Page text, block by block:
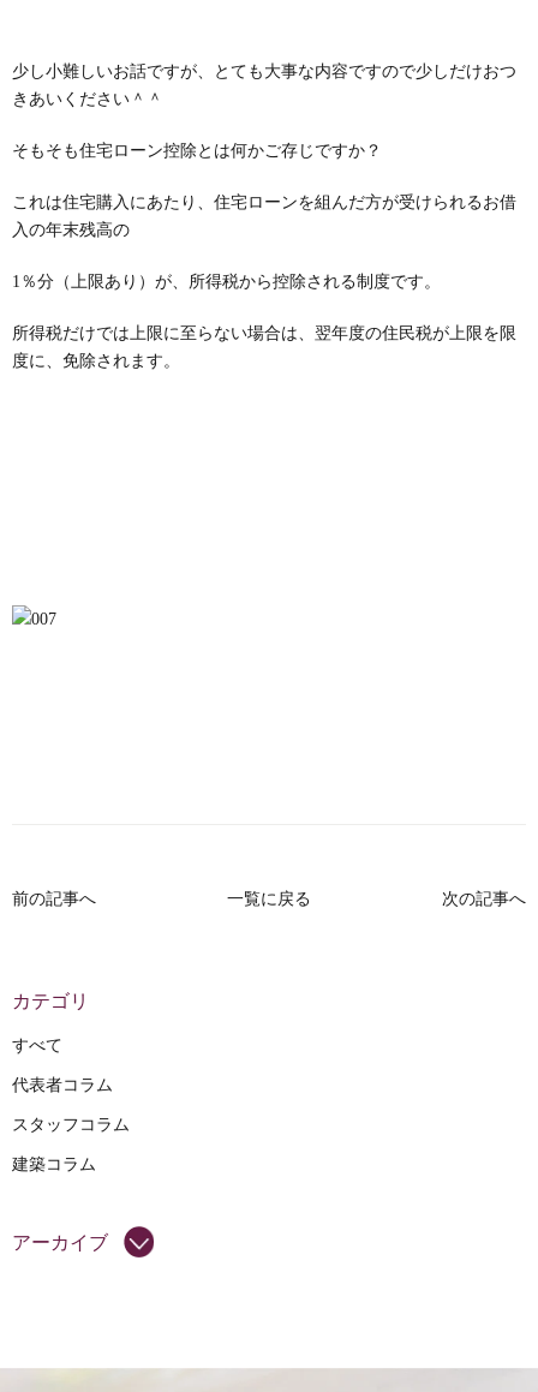
少し小難しいお話ですが、とても大事な内容ですので少しだけおつ
きあいください＾＾
そもそも住宅ローン控除とは何かご存じですか？
これは住宅購入にあたり、住宅ローンを組んだ方が受けられるお借
入の年末残高の
1％分（上限あり）が、所得税から控除される制度です。
所得税だけでは上限に至らない場合は、翌年度の住民税が上限を限
度に、免除されます。
前の記事へ 一覧に戻る 次の記事へ
カテゴリ
すべて
代表者コラム
スタッフコラム
建築コラム
アーカイブ